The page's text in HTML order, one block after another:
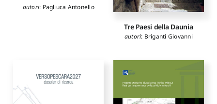
autori: Pagliuca Antonello
Tre Paesi della Daunia
autori: Briganti Giovanni